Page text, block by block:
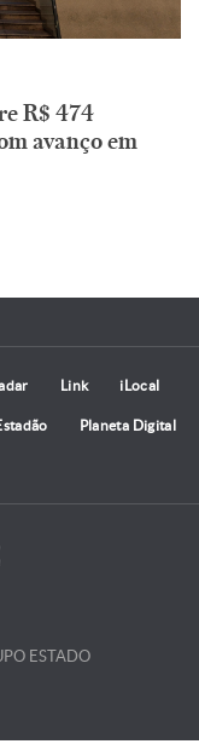
R$ 474
avanço em
Link iLocal
Planeta Digital
ESTADO